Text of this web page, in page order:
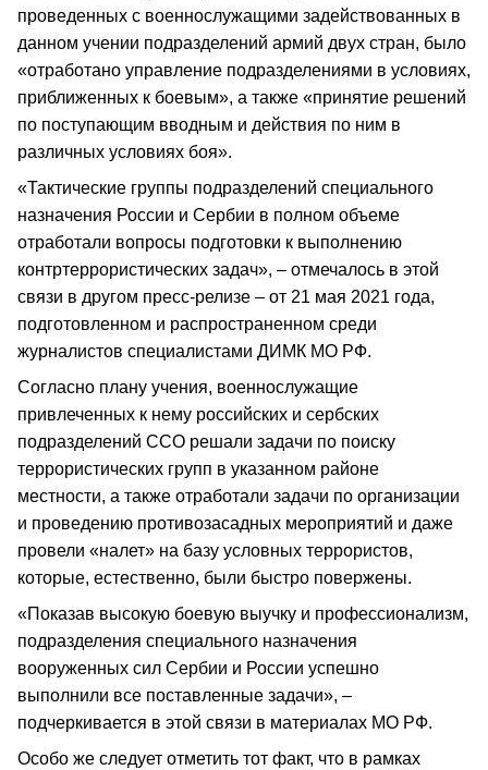
проведенных с военнослужащими задействованных в
данном учении подразделений армий двух стран, было
«отработано управление подразделениями в условиях,
приближенных к боевым», а также «принятие решений
по поступающим вводным и действия по ним в
различных условиях боя».
«Тактические группы подразделений специального
назначения России и Сербии в полном объеме
отработали вопросы подготовки к выполнению
контртеррористических задач», – отмечалось в этой
связи в другом пресс-релизе – от 21 мая 2021 года,
подготовленном и распространенном среди
журналистов специалистами ДИМК МО РФ.
Согласно плану учения, военнослужащие
привлеченных к нему российских и сербских
подразделений ССО решали задачи по поиску
террористических групп в указанном районе
местности, а также отработали задачи по организации
и проведению противозасадных мероприятий и даже
провели «налет» на базу условных террористов,
которые, естественно, были быстро повержены.
«Показав высокую боевую выучку и профессионализм,
подразделения специального назначения
вооруженных сил Сербии и России успешно
выполнили все поставленные задачи», –
подчеркивается в этой связи в материалах МО РФ.
Особо же следует отметить тот факт, что в рамках